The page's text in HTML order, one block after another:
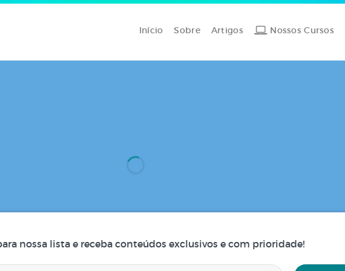
Início Sobre Artigos Nossos Cursos
nossa lista e receba conteúdos exclusivos e com prioridade!